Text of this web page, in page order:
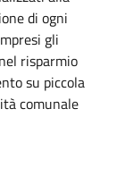
di ogni
gli
risparmio
su piccola
comunale